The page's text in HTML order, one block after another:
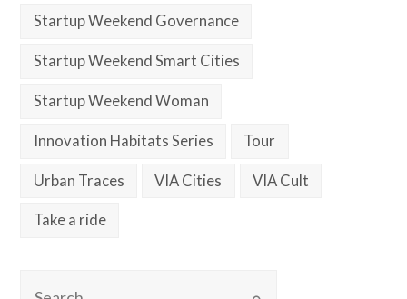
Startup Weekend Governance
Startup Weekend Smart Cities
Startup Weekend Woman
Innovation Habitats Series Tour
Urban Traces VIA Cities VIA Cult
Take a ride